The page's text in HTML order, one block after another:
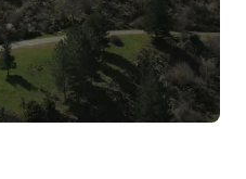
explicamos qué necesitas
viajas en autocaravana